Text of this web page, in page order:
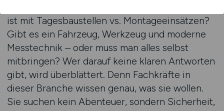
ist mit Tagesbaustellen vs. Montageeinsätzen?
Gibt es ein Fahrzeug, Werkzeug und moderne
Messtechnik – oder muss man alles selbst
mitbringen? Wer darauf keine klaren Antworten
gibt, wird überblättert. Denn Fachkräfte in
dieser Branche wissen genau, was sie wollen.
Sie suchen kein Abenteuer, sondern Sicherheit,